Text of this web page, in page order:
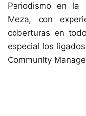
Periodismo en la
Meza, con
coberturas en
especial los
Community